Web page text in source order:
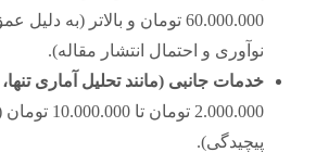
60.000.000 تومان و بالاتر (به
نوآوری و احتمال انتشار مقاله).
خدمات جانبی (مانند تحلیل آماری
2.000.000
پیچیدگی).